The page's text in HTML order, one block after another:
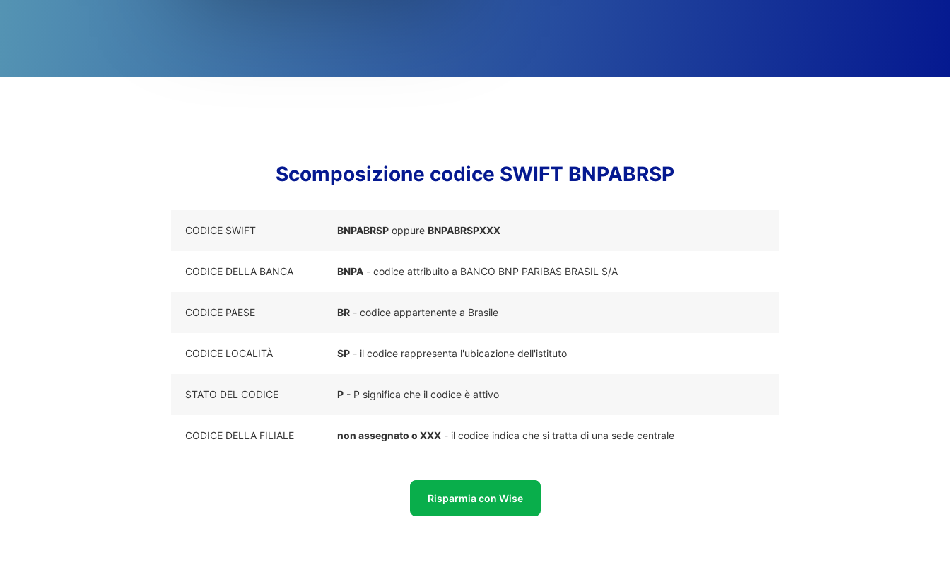
Scomposizione codice SWIFT BNPABRSP
CODICE SWIFT BNPABRSP oppure BNPABRSPXXX
CODICE DELLA BANCA BNPA - codice attribuito a BANCO BNP PARIBAS BRASIL S/A
CODICE PAESE BR - codice appartenente a Brasile
CODICE LOCALITÀ SP - il codice rappresenta l'ubicazione dell'istituto
STATO DEL CODICE P - P significa che il codice è attivo
CODICE DELLA FILIALE non assegnato o XXX - il codice indica che si tratta di una sede centrale
Risparmia con Wise